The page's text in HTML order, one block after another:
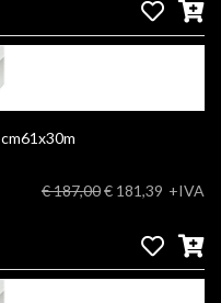
Hahnemuhle Photo Matt Fibre gr200 cm61x30m
€ 187,00€ 181,39 +IVA